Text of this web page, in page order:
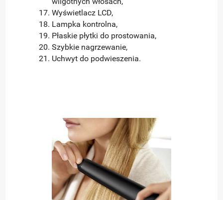
Wyświetlacz LCD,
Lampka kontrolna,
Płaskie płytki do prostowania,
Szybkie nagrzewanie,
Uchwyt do podwieszenia.